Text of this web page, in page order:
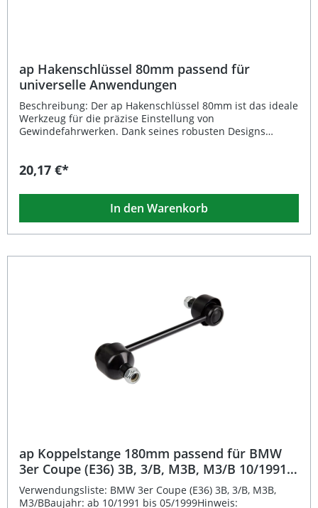
ap Hakenschlüssel 80mm passend für
universelle Anwendungen
Beschreibung: Der ap Hakenschlüssel 80mm ist das ideale
Werkzeug für die präzise Einstellung von
Gewindefahrwerken. Dank seines robusten Designs
Hakendurchmesser von 80 mm ist der Schlüssel universell
Fahrwerksarten. Das Werkzeug liegt gut in der Hand und
überzeugt durch seine lange Lebensdauer sowie
hochwertige Verarbeitung. Universell einsetzbarer
Hakenschlüssel mit 80 mm Durchmesser Perfekt geeignet
Verarbeitung für lange Lebensdauer Ergonomische Form
20,17 €*
In den Warenkorb
ap Koppelstange 180mm passend für BMW
3er Coupe (E36) 3B, 3/B, M3B, M3/B 10/1991–
05/1999
Verwendungsliste: BMW 3er Coupe (E36) 3B, 3/B, M3B,
M3/BBaujahr: ab 10/1991 bis 05/1999Hinweis: